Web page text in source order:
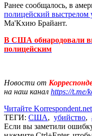
Ранее сообщалось, в
полицейский
Ма'Кхию Брайант.
В США обнародовали
полицейским
Новости от
на наш канал https://t.me/
Читайте
ТЕГИ: США, убийство,
Если вы заметили